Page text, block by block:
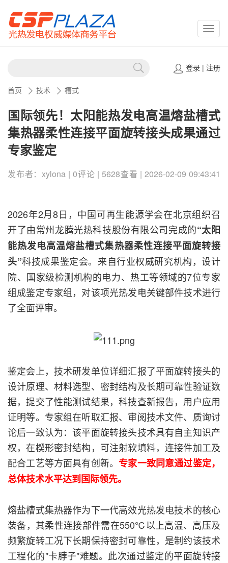
登录| 注册
首页 技术 槽式
国际领先！太阳能热发电高温熔盐槽式
集热器柔性连接平面旋转接头成果通过
专家鉴定
发布者：xylona | 0评论 | 5628查看 | 2026-02-09 09:43:41
2026年2月8日，中国可再生能源学会在北京组织召
开了由常州龙腾光热科技股份有限公司完成的“太阳
能热发电高温熔盐槽式集热器柔性连接平面旋转接
头”科技成果鉴定会。来自行业权威研究机构，设计
院、国家级检测机构的电力、热工等领域的7位专家
组成鉴定专家组，对该项光热发电关键部件技术进行
了全面评审。
鉴定会上，技术研发单位详细汇报了平面旋转接头的
设计原理、材料选型、密封结构及长期可靠性验证数
据，提交了性能测试结果，科技查新报告，用户应用
证明等。专家组在听取汇报、审阅技术文件、质询讨
论后一致认为：该平面旋转接头技术具有自主知识产
权，在楔形密封结构，可注射软填料，连接件加工及
配合工艺等方面具有创新。 专家一致同意通过鉴定，
总体技术水平达到国际领先。
熔盐槽式集热器作为下一代高效光热发电技术的核心
装备，其柔性连接部件需在550℃以上高温、高压及
频繁旋转工况下长期保持密封可靠性，是制约该技术
工程化的"卡脖子"难题。此次通过鉴定的平面旋转接